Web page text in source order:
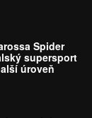
Spider
supersport
úroveň